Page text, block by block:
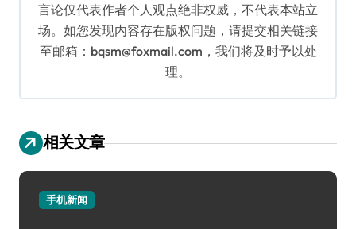
言论仅代表作者个人观点绝非权威，不代表本站立
场。如您发现内容存在版权问题，请提交相关链接
至邮箱：bqsm@foxmail.com，我们将及时予以处
理。
相关文章
手机新闻